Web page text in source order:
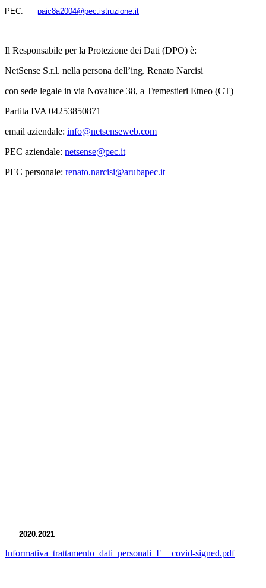
PEC: paic8a2004@pec.istruzione.it
Il Responsabile per la Protezione dei Dati (DPO) è:
NetSense S.r.l. nella persona dell’ing. Renato Narcisi
con sede legale in via Novaluce 38, a Tremestieri Etneo (CT)
Partita IVA 04253850871
email aziendale: info@netsenseweb.com
PEC aziendale: netsense@pec.it
PEC personale: renato.narcisi@arubapec.it
2020.2021
Informativa_trattamento_dati_personali_E__covid-signed.pdf